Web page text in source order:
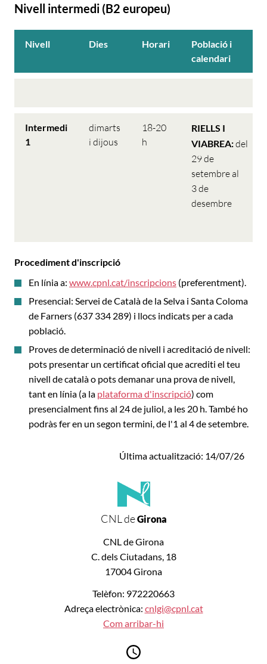
Nivell intermedi (B2 europeu)
Nivell Dies Horari
Població i
calendari
Intermedi
1
dimarts
i dijous
18-20
h
RIELLS I
VIABREA:del
29 de
setembre al
3 de
desembre
Procediment d'inscripció
En línia a: www.cpnl.cat/inscripcions (preferentment).
Presencial: Servei de Català de la Selva i Santa Coloma
de Farners (637 334 289) i llocs indicats per a cada
població.
Proves de determinació de nivell i acreditació de nivell:
pots presentar un certificat oficial que acrediti el teu
nivell de català o pots demanar una prova de nivell,
tant en línia (a la plataforma d'inscripció) com
presencialment fins al 24 de juliol, a les 20 h. També ho
podràs fer en un segon termini, de l'1 al 4 de setembre.
Última actualització: 14/07/26
CNL deGirona
CNL de Girona
C. dels Ciutadans, 18
17004 Girona
Telèfon: 972220663
Adreça electrònica: cnlgi@cpnl.cat
Com arribar-hi